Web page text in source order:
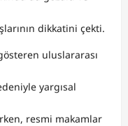
dikkatini çekti.
uluslararası
yargısal
resmi makamlar